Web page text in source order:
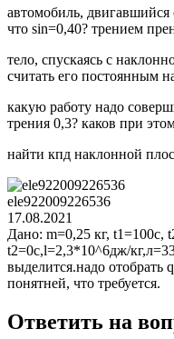
автомобиль,
что sin=0,40? трением
тело, спускаясь с
считать его постоянным
какую работу надо
трения 0,3? каков при
найти кпд наклонной
ele922009226536
17.08.2021
Дано: m=0,25 кг, t1=100c,
t2=0c,l=2,3*10^6дж/
выделится.надо отобрать
понятней, что требуется.
Ответить на